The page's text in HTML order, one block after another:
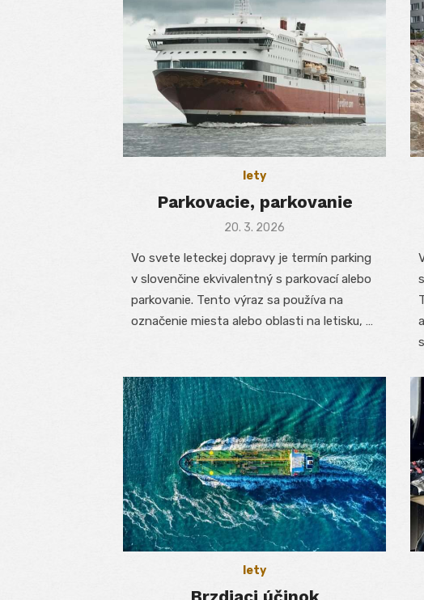
lety
Parkovacie, parkovanie
Posted
20. 3. 2026
Vo svete leteckej dopravy je termín parking
v slovenčine ekvivalentný s parkovací alebo
parkovanie. Tento výraz sa používa na
označenie miesta alebo oblasti na letisku, …
lety